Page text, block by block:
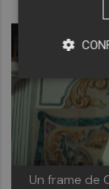
Un frame de